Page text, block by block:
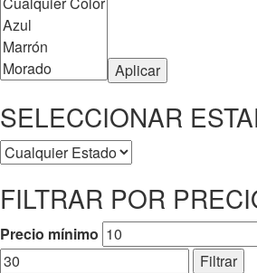
Aplicar
SELECCIONAR
FILTRAR POR
Precio mínimo
Filtrar